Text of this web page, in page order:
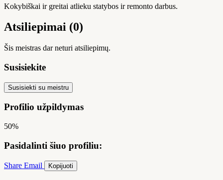
Kokybiškai ir greitai atlieku statybos ir remonto darbus.
Atsiliepimai (0)
Šis meistras dar neturi atsiliepimų.
Susisiekite
Susisiekti su meistru
Profilio užpildymas
50%
Pasidalinti šiuo profiliu:
Share Email Kopijuoti